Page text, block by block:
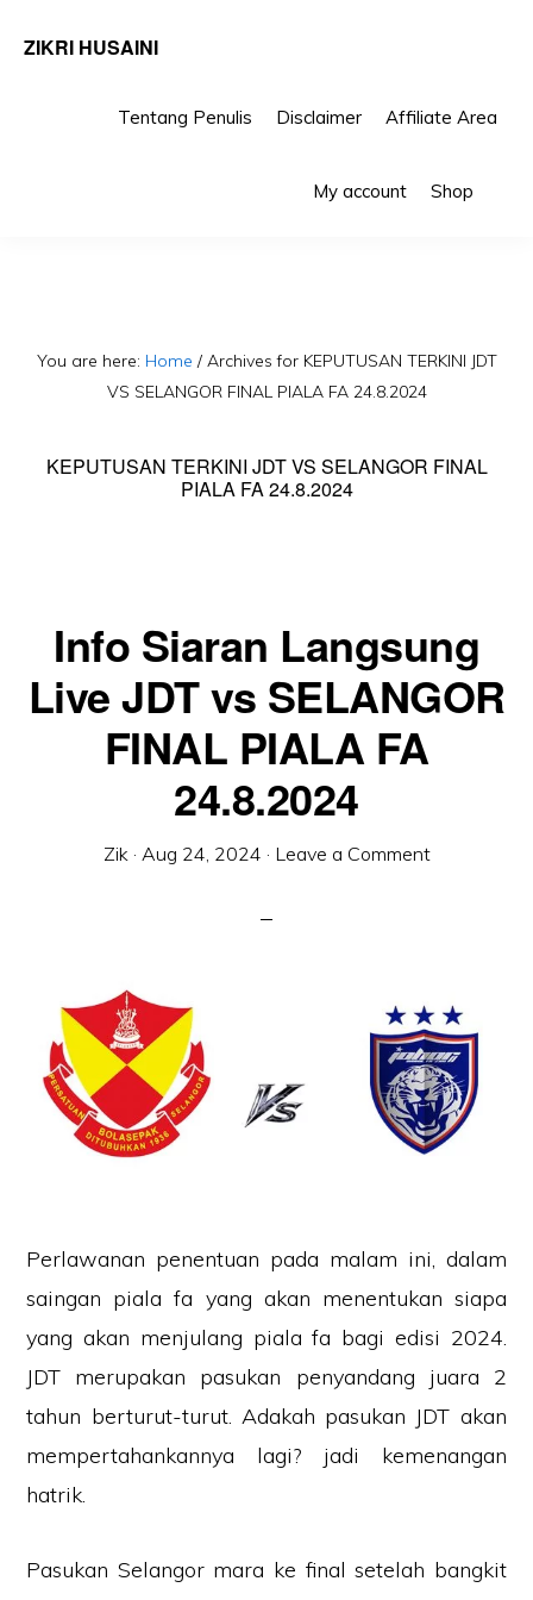
ZIKRI HUSAINI
Tentang Penulis Disclaimer Affiliate Area
My account Shop
You are here: Home /Archives for KEPUTUSAN TERKINI JDT
VS SELANGOR FINAL PIALA FA 24.8.2024
KEPUTUSAN TERKINI JDT VS SELANGOR FINAL
PIALA FA 24.8.2024
Info Siaran Langsung
Live JDT vs SELANGOR
FINAL PIALA FA
24.8.2024
Zik· Aug 24, 2024 · Leave a Comment
Perlawanan penentuan pada malam ini, dalam
saingan piala fa yang akan menentukan siapa
yang akan menjulang piala fa bagi edisi 2024.
JDT merupakan pasukan penyandang juara 2
tahun berturut-turut. Adakah pasukan JDT akan
mempertahankannya lagi? jadi kemenangan
hatrik.
Pasukan Selangor mara ke final setelah bangkit